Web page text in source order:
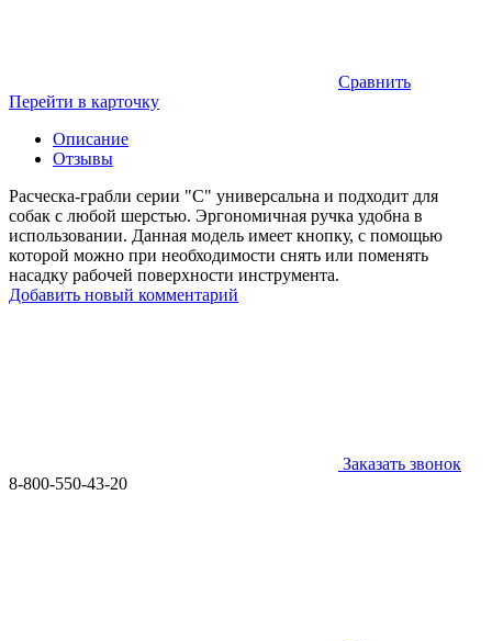
Сравнить
Перейти в карточку
Описание
Отзывы
Расческа-грабли серии "С" универсальна и подходит для
собак с любой шерстью. Эргономичная ручка удобна в
использовании. Данная модель имеет кнопку, с помощью
которой можно при необходимости снять или поменять
насадку рабочей поверхности инструмента.
Добавить новый комментарий
Заказать звонок
8-800-550-43-20